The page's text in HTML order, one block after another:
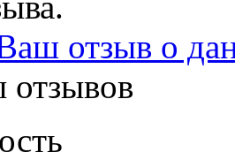
отзыв о
отзывов